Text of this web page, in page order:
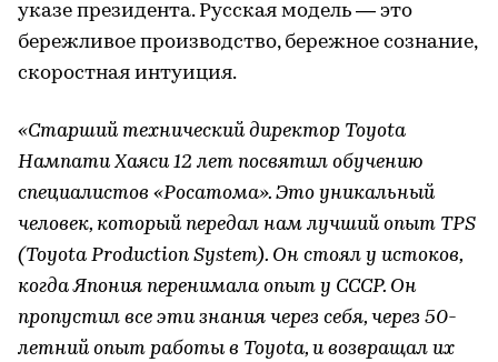
указе президента. Русская модель — это
бережливое производство, бережное сознание,
скоростная интуиция.
«Старший технический директор Toyota
Нампати Хаяси 12 лет посвятил обучению
специалистов «Росатома». Это уникальный
человек, который передал нам лучший опыт TPS
(Toyota Production System). Он стоял у истоков,
когда Япония перенимала опыт у СССР. Он
пропустил все эти знания через себя, через 50-
летний опыт работы в Toyota, и возвращал их